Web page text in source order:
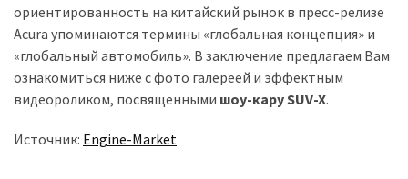
ориентированность на китайский рынок в пресс-релизе
Acura упоминаются термины «глобальная концепция» и
«глобальный автомобиль». В заключение предлагаем Вам
ознакомиться ниже с фото галереей и эффектным
видеороликом, посвященными шоу-кару SUV-X.
Источник: Engine-Market